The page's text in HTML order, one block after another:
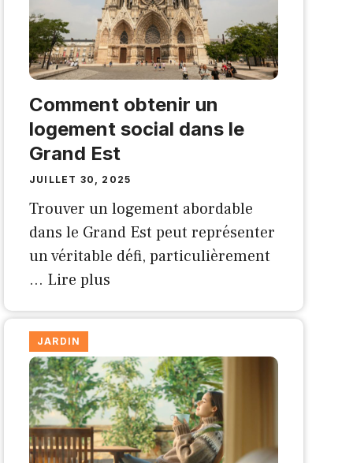
Comment obtenir un
logement social dans le
Grand Est
JUILLET 30, 2025
Trouver un logement abordable
dans le Grand Est peut représenter
un véritable défi, particulièrement
… Lire plus
JARDIN